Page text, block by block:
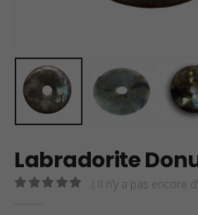
Labradorite
( Il n’y a pas encore